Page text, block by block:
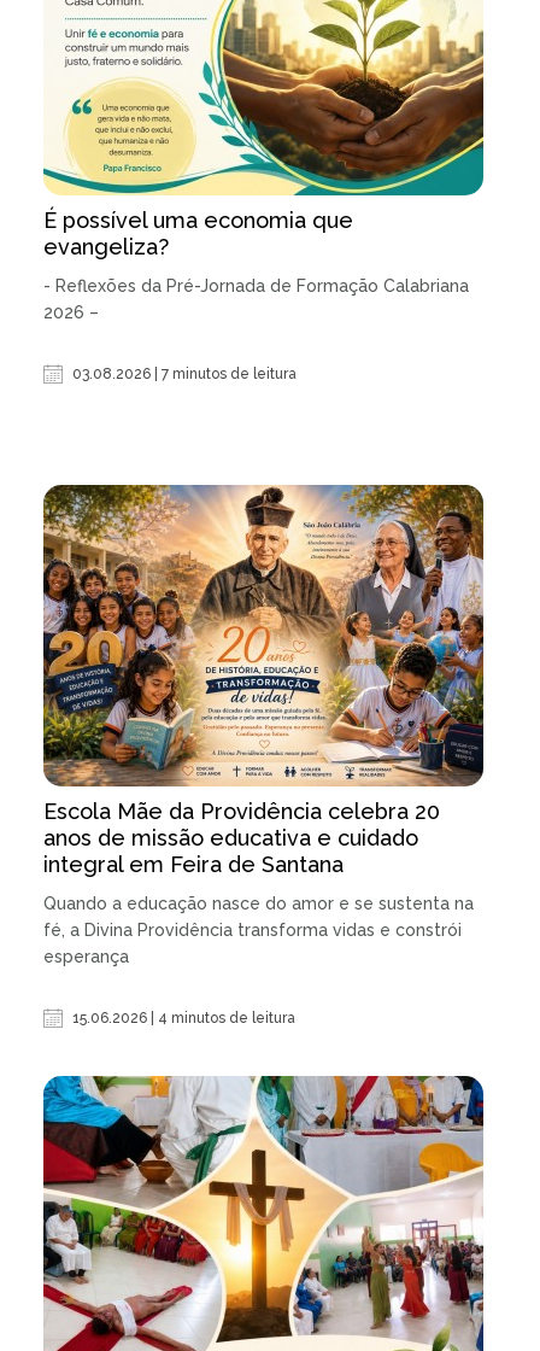
É possível uma economia que
evangeliza?
- Reflexões da Pré-Jornada de Formação Calabriana
2026 –
03.08.2026 | 7 minutos de leitura
Escola Mãe da Providência celebra 20
anos de missão educativa e cuidado
integral em Feira de Santana
Quando a educação nasce do amor e se sustenta na
fé, a Divina Providência transforma vidas e constrói
esperança
15.06.2026 | 4 minutos de leitura